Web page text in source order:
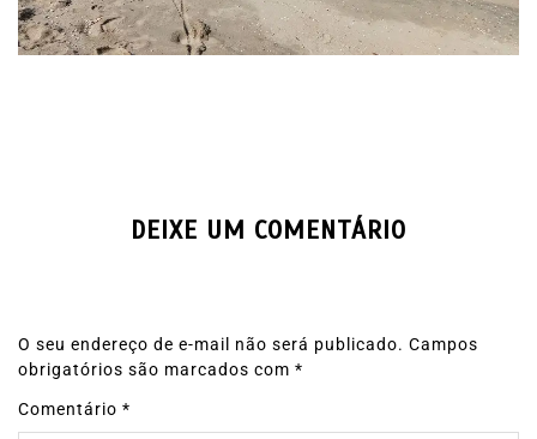
DEIXE UM COMENTÁRIO
O seu endereço de e-mail não será publicado. Campos
obrigatórios são marcados com *
Comentário *